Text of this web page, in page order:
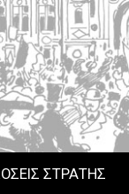
ΣΤΡΑΤΗΣ